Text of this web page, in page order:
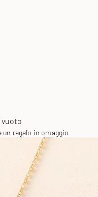
regalo in omaggio